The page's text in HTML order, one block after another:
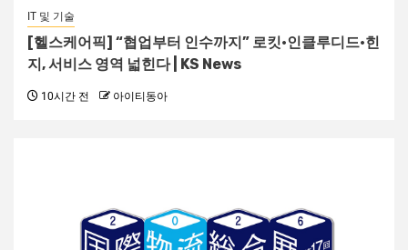
IT 및 기술
[헬스케어픽] “협업부터 인수까지” 로킷·인클루디드·힌
지, 서비스 영역 넓힌다 | KS News
10시간 전 아이티동아